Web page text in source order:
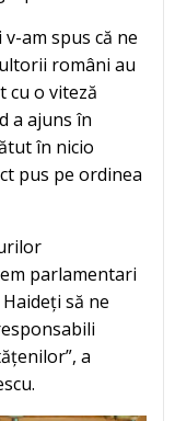
am spus că ne
români au
cu o viteză
a ajuns în
în nicio
pus pe ordinea
parlamentari
să ne
a